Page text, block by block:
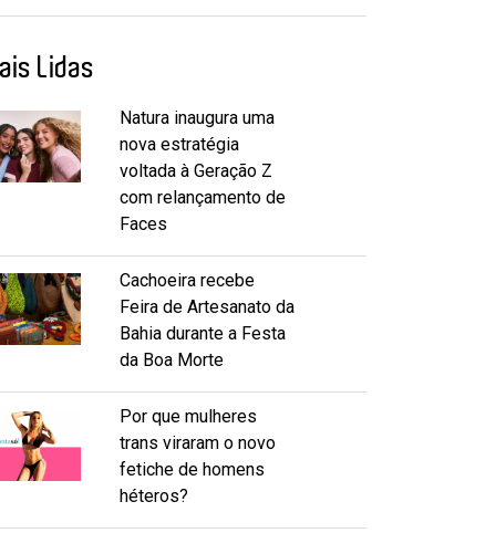
Lidas
Natura inaugura uma
nova estratégia
voltada à Geração Z
com relançamento de
Faces
Cachoeira recebe
Feira de Artesanato da
Bahia durante a Festa
da Boa Morte
Por que mulheres
trans viraram o novo
fetiche de homens
héteros?